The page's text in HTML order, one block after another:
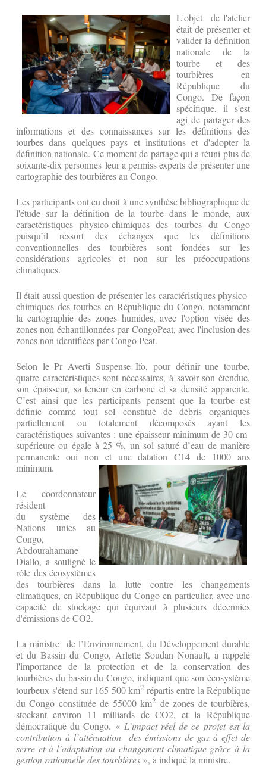
L'objet de l'atelier
était de présenter et
valider la définition
nationale de la
tourbe et des
tourbières en
République du
Congo. De façon
spécifique, il s'est
agi de partager des
informations et des connaissances sur les définitions des
tourbes dans quelques pays et institutions et d'adopter la
définition nationale. Ce moment de partage qui a réuni plus de
soixante-dix personnes leur a permiss experts de présenter une
cartographie des tourbières au Congo.
Les participants ont eu droit à une synthèse bibliographique de
l'étude sur la définition de la tourbe dans le monde, aux
caractéristiques physico-chimiques des tourbes du Congo
puisqu’il ressort des échanges que les définitions
conventionnelles des tourbières sont fondées sur les
considérations agricoles et non sur les préoccupations
climatiques.
Il était aussi question de présenter les caractéristiques physico-
chimiques des tourbes en République du Congo, notamment
la cartographie des zones humides, avec l'option visée des
zones non-échantillonnées par CongoPeat, avec l'inclusion des
zones non identifiées par Congo Peat.
Selon le Pr Averti Suspense Ifo, pour définir une tourbe,
quatre caractéristiques sont nécessaires, à savoir son étendue,
son épaisseur, sa teneur en carbone et sa densité apparente.
C’est ainsi que les participants pensent que la tourbe est
définie comme tout sol constitué de débris organiques
partiellement ou totalement décomposés ayant les
caractéristiques suivantes : une épaisseur minimum de 30 cm
supérieure ou égale à 25 %, un sol saturé d’eau de manière
permanente oui non et une datation C14 de 1000 ans
minimum.
Le coordonnateur
résident
du système des
Nations unies au
Congo,
Abdourahamane
Diallo, a souligné le
rôle des écosystèmes
des tourbières dans la lutte contre les changements
climatiques, en République du Congo en particulier, avec une
capacité de stockage qui équivaut à plusieurs décennies
d'émissions de CO2.
La ministre de l’Environnement, du Développement durable
et du Bassin du Congo, Arlette Soudan Nonault, a rappelé
l'importance de la protection et de la conservation des
tourbières du bassin du Congo, indiquant que son écosystème
tourbeux s'étend sur 165 500 km2 répartis entre la République
du Congo constituée de 55000 km2 de zones de tourbières,
stockant environ 11 milliards de CO2, et la République
démocratique du Congo. « L’impact réel de ce projet est la
contribution à l’atténuation des émissions de gaz à effet de
serre et à l’adaptation au changement climatique grâce à la
gestion rationnelle des tourbières », a indiqué la ministre.